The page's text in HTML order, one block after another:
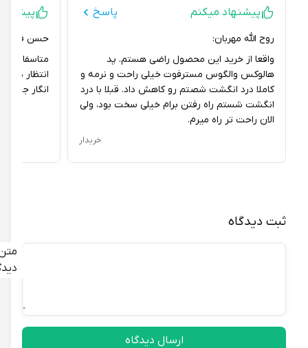
ثبت دیدگاه
متن
دیدگاه
ارسال دیدگاه
پیشنهاد میکنم پاسخ
روح الله مهربان:
واقعا از خرید این محصول راضی هستم. پد
هالوکس والگوس مسترفوت خیلی راحت و نرمه و
کاملا درد انگشت شصتم رو کاهش داد. قبلا با درد
انگشت شستم راه رفتن برام خیلی سخت بود، ولی
الان راحت تر راه میرم.
خریدار
پیشنهاد
حسن فتحی نژاد:
متاسفانه
انتظار داشتم
انگار جنسش